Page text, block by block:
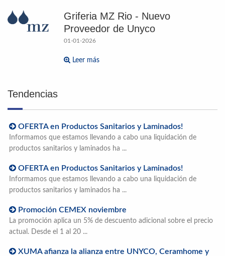
Griferia MZ Rio - Nuevo
Proveedor de Unyco
01-01-2026
Leer más
Tendencias
OFERTA en Productos Sanitarios y Laminados!
Informamos que estamos llevando a cabo una liquidación de
productos sanitarios y laminados ha ...
OFERTA en Productos Sanitarios y Laminados!
Informamos que estamos llevando a cabo una liquidación de
productos sanitarios y laminados ha ...
Promoción CEMEX noviembre
La promoción aplica un 5% de descuento adicional sobre el precio
actual. Desde el 1 al 20 ...
XUMA afianza la alianza entre UNYCO, Ceramhome y